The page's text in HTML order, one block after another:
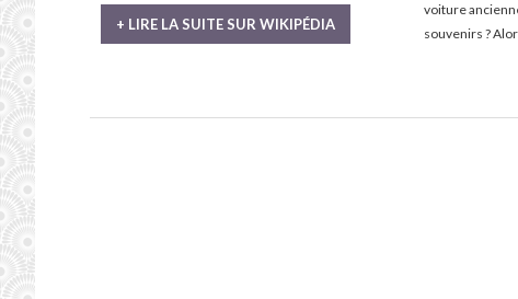
+ LIRE LA SUITE SUR WIKIPÉDIA
voiture
souvenirs ?